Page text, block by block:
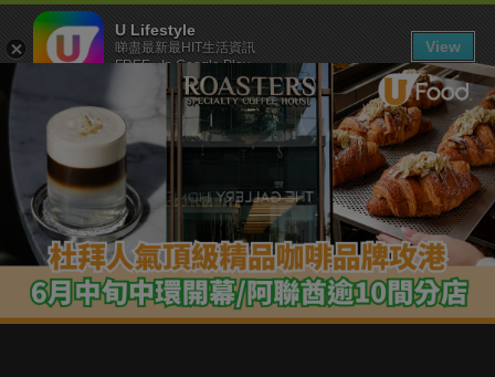
下載 U Lifestyle App
U Lifestyle
睇盡最新最HIT生活資訊
FREE - In Google Play
View